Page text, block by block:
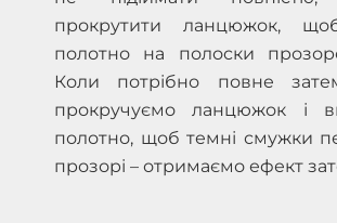
прокрутити ланцюжок,
полотно на полоски
Коли потрібно повне
прокручуємо ланцюжок і
полотно, щоб темні смужки
прозорі – отримаємо ефект